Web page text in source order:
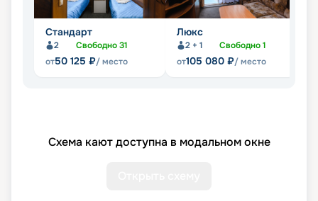
Стандарт
2 Свободно31
от50 125 ₽/ место
Люкс
2 + 1 Свободно1
от105 080 ₽/ место
Схема кают доступна в модальном окне